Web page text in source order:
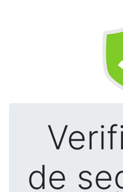
de